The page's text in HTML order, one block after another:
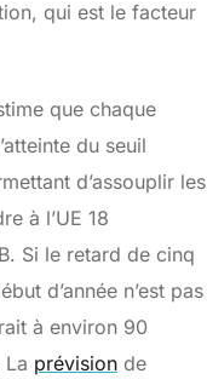
qui est le facteur
que chaque
du seuil
d’assouplir les
à l’UE 18
Si le retard de cinq
d’année n’est pas
à environ 90
La prévisionde